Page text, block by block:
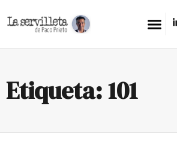
Etiqueta: 101